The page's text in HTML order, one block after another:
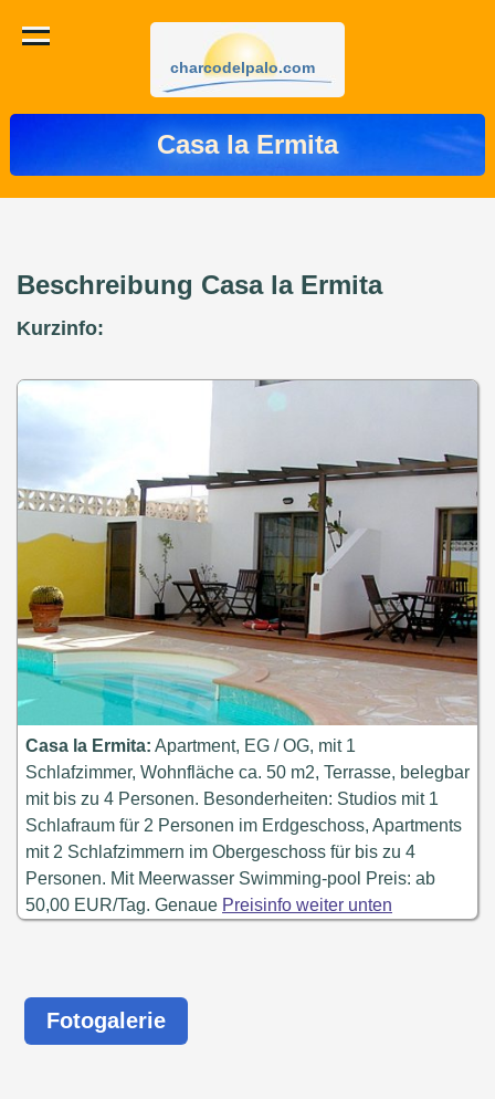
charcodelpalo.com
Casa la Ermita
Beschreibung Casa la Ermita
Kurzinfo:
Casa la Ermita: Apartment, EG / OG, mit 1
Schlafzimmer, Wohnfläche ca. 50 m2, Terrasse, belegbar
mit bis zu 4 Personen. Besonderheiten: Studios mit 1
Schlafraum für 2 Personen im Erdgeschoss, Apartments
mit 2 Schlafzimmern im Obergeschoss für bis zu 4
Personen. Mit Meerwasser Swimming-pool Preis: ab
50,00 EUR/Tag. Genaue Preisinfo weiter unten
Fotogalerie